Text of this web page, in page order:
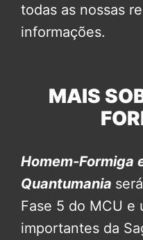
todas as nossas
informações.
MAIS
Homem-Formiga
Quantumania
Fase 5 do MCU e
importantes da